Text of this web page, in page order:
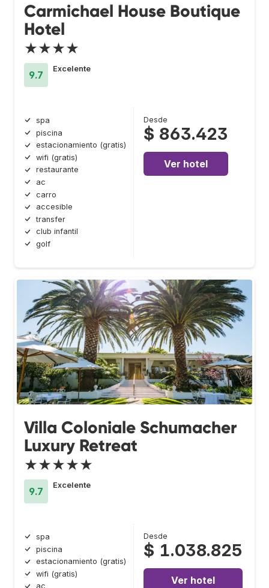
Carmichael House Boutique
Hotel
★★★★
9.7
Excelente
spa
piscina
estacionamiento (gratis)
wifi (gratis)
restaurante
ac
carro
accesible
transfer
club infantil
golf
Desde
$ 863.423
Ver hotel
Villa Coloniale Schumacher
Luxury Retreat
★★★★★
9.7
Excelente
spa
piscina
estacionamiento (gratis)
wifi (gratis)
ac
Desde
$ 1.038.825
Ver hotel